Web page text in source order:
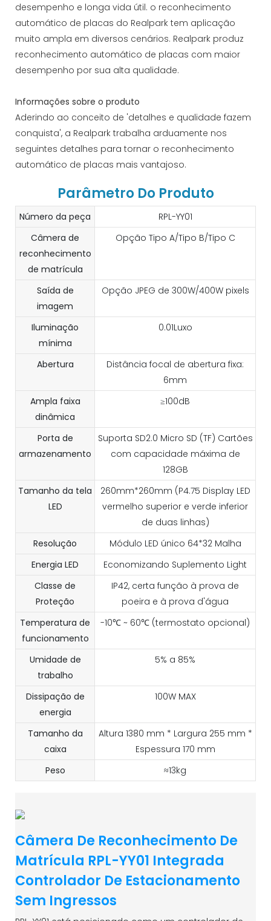
desempenho e longa vida útil. o reconhecimento
automático de placas do Realpark tem aplicação
muito ampla em diversos cenários. Realpark produz
reconhecimento automático de placas com maior
desempenho por sua alta qualidade.
Informações sobre o produto
Aderindo ao conceito de 'detalhes e qualidade fazem
conquista', a Realpark trabalha arduamente nos
seguintes detalhes para tornar o reconhecimento
automático de placas mais vantajoso.
Parâmetro Do Produto
Número da peça
RPL-YY01
Câmera de
reconhecimento
de matrícula
Opção Tipo A/Tipo B/Tipo C
Saída de
imagem
Opção JPEG de 300W/400W pixels
Iluminação
mínima
0.01Luxo
Abertura
Distância focal de abertura fixa:
6mm
Ampla faixa
dinâmica
≥100dB
Porta de
armazenamento
Suporta SD2.0 Micro SD (TF) Cartões
com capacidade máxima de
128GB
Tamanho da tela
LED
260mm*260mm (P4.75 Display LED
vermelho superior e verde inferior
de duas linhas)
Resolução
Módulo LED único 64*32 Malha
Energia LED
Economizando Suplemento Light
Classe de
Proteção
IP42, certa função à prova de
poeira e à prova d'água
Temperatura de
funcionamento
-10℃ ~ 60℃ (termostato opcional)
Umidade de
trabalho
5% a 85%
Dissipação de
energia
100W MAX
Tamanho da
caixa
Altura 1380 mm * Largura 255 mm *
Espessura 170 mm
Peso
≈13kg
Câmera De Reconhecimento De
Matrícula RPL-YY01 Integrada
Controlador De Estacionamento
Sem Ingressos